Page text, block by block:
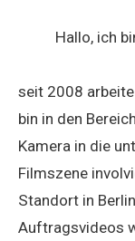
Hallo, ich
seit 2008
bin in den
Kamera in die
Filmszene
Standort in
Auftragsvideos